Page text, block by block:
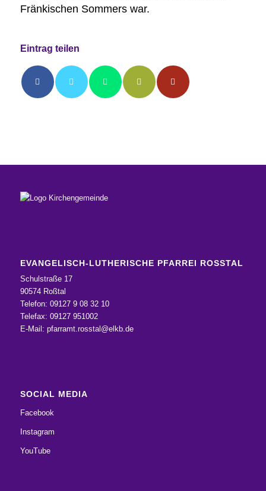
Fränkischen Sommers war.
Eintrag teilen
EVANGELISCH-LUTHERISCHE PFARREI ROSSTAL
Schulstraße 17
90574 Roßtal
Telefon: 09127 9 08 32 10
Telefax: 09127 951002
E-Mail: pfarramt.rosstal@elkb.de
SOCIAL MEDIA
Facebook
Instagram
YouTube